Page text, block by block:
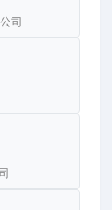
备的配套。企
务。企业连续
守信用企业”。
用户遍布全国
国家。
针，竭诚为用
司